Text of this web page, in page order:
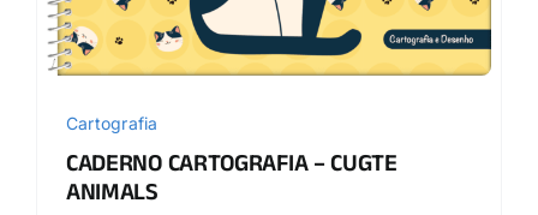
Cartografia
CADERNO CARTOGRAFIA – CUGTE
ANIMALS